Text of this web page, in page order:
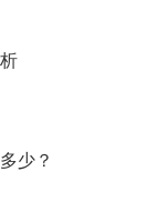
少？